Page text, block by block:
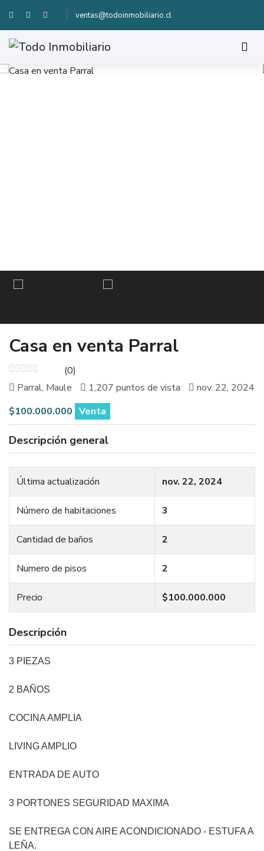
ventas@todoinmobiliario.cl
Casa en venta Parral
(0)
Parral, Maule
1,207 puntos de vista
nov. 22, 2024
$100.000.000 Venta
Descripción general
Última actualización nov. 22, 2024
Número de habitaciones 3
Cantidad de baños 2
Numero de pisos 2
Precio $100.000.000
Descripción
3 PIEZAS
2 BAÑOS
COCINA AMPLIA
LIVING AMPLIO
ENTRADA DE AUTO
3 PORTONES SEGURIDAD MAXIMA
SE ENTREGA CON AIRE ACONDICIONADO - ESTUFA A
LEÑA.